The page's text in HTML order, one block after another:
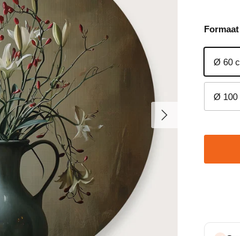
Volgende
Formaat
Ø 60
Ø 100